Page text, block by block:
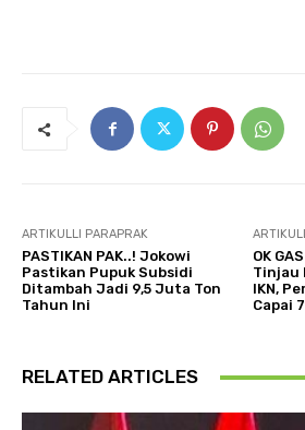
ARTIKULLI PARAPRAK
PASTIKAN PAK..! Jokowi
Pastikan Pupuk Subsidi
Ditambah Jadi 9,5 Juta Ton
Tahun Ini
OK
Tinjau
IKN,
Capai
RELATED ARTICLES